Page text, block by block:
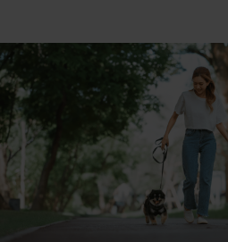
“Ik had zo stellig gezegd: dit wordt